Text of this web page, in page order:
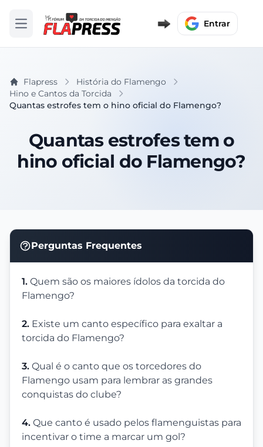
Abrir menu Entrar
Flapress
História do Flamengo
Hino e Cantos da Torcida
Quantas estrofes tem o hino oficial do Flamengo?
Quantas estrofes tem o
hino oficial do Flamengo?
Perguntas Frequentes
1. Quem são os maiores ídolos da torcida do
Flamengo?
2. Existe um canto específico para exaltar a
torcida do Flamengo?
3. Qual é o canto que os torcedores do
Flamengo usam para lembrar as grandes
conquistas do clube?
4. Que canto é usado pelos flamenguistas para
incentivar o time a marcar um gol?